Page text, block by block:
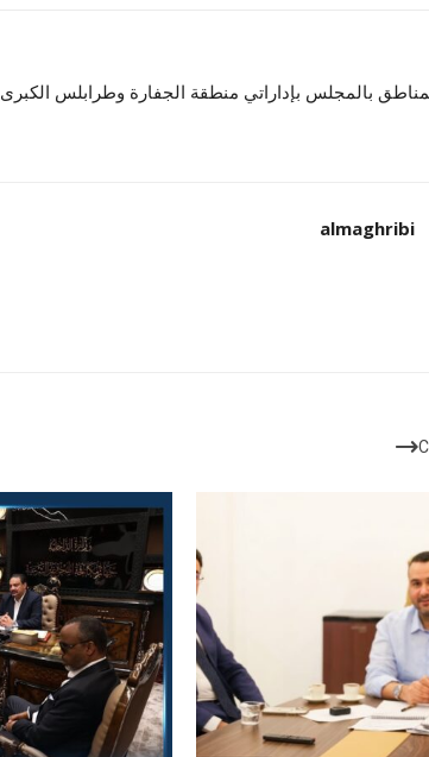
بالمجلس بإداراتي منطقة الجفارة وطرابلس الكبرى
almaghribi